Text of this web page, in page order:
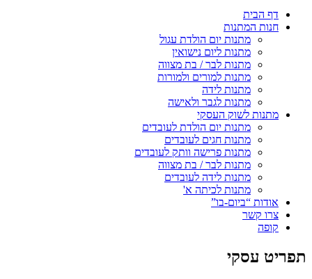
דף הבית
חנות המתנות
מתנות יום הולדת עגול
מתנות ליום נישואין
מתנות לבר / בת מצווה
מתנות למורים ולמורות
מתנות לידה
מתנות לגבר ולאישה
מתנות לשוק העסקי
מתנות יום הולדת לעובדים
מתנות חגים לעובדים
מתנות פרישה וותק לעובדים
מתנות לבר / בת מצווה
מתנות לידה לעובדים
מתנות לכיתה א'
אודות “ביום-בו”
צרו קשר
קופה
תפריט עסקי